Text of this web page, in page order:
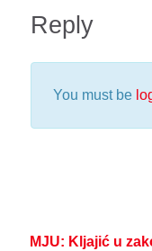
Reply
You must be
MJU: Kljajić u